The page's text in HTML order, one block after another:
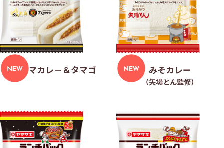
キ－マカレ－＆タマゴ みそカレー
（矢場とん監修）